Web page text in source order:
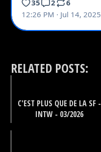
RELATED POSTS:
C'EST PLUS QUE DE LA SF -
INTW - 03/2026